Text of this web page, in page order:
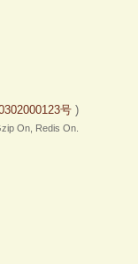
号)
On, Redis On.